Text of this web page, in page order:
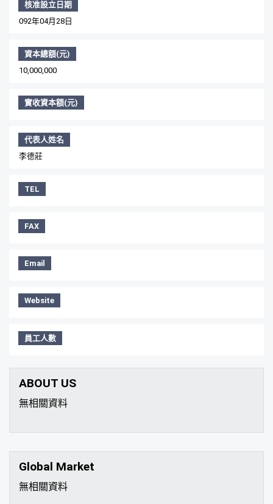
核准設立日期
092年04月28日
資本總額(元)
10,000,000
實收資本額(元)
代表人姓名
李德莊
TEL
FAX
Email
Website
員工人數
ABOUT US
無相關資料
Global Market
無相關資料